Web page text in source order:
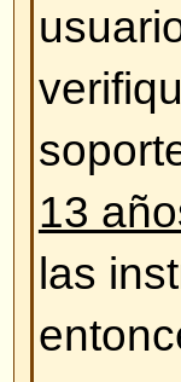
se
Volver
¡Los
Las
estar
caso,